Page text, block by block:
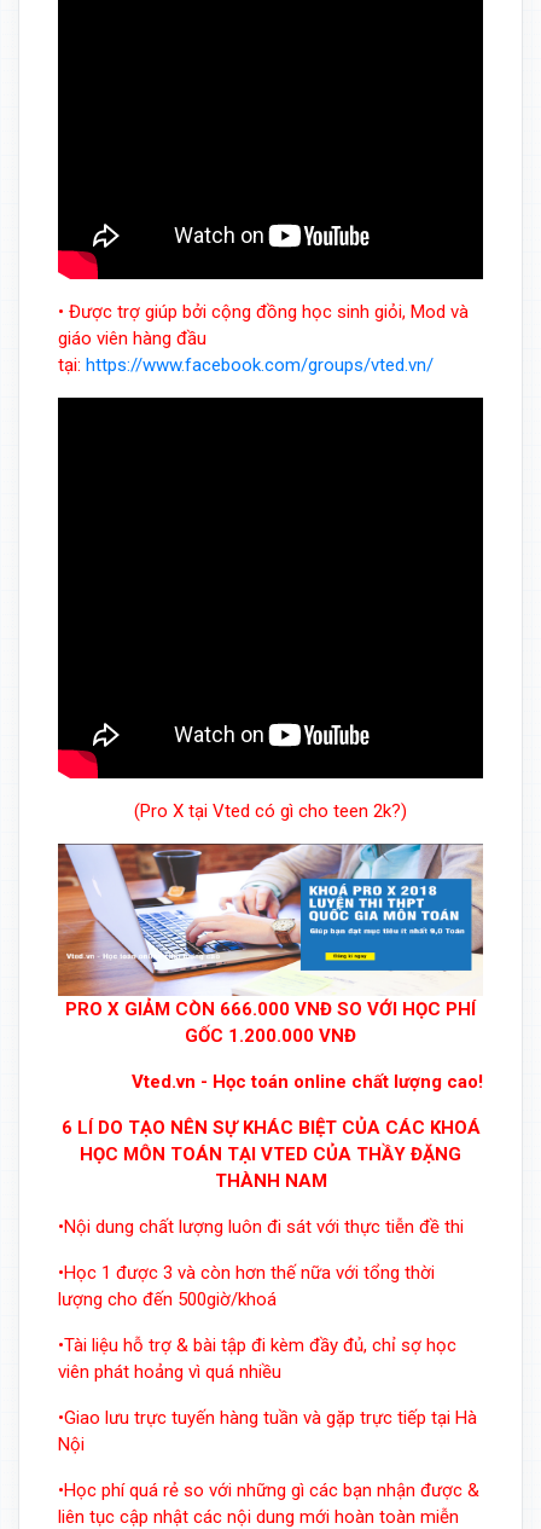
• Được trợ giúp bởi cộng đồng học sinh giỏi, Mod và
giáo viên hàng đầu
tại: https://www.facebook.com/groups/vted.vn/
(Pro X tại Vted có gì cho teen 2k?)
PRO X GIẢM CÒN 666.000 VNĐ SO VỚI HỌC PHÍ
GỐC 1.200.000 VNĐ
Vted.vn - Học toán online chất lượng cao!
6 LÍ DO TẠO NÊN SỰ KHÁC BIỆT CỦA CÁC KHOÁ
HỌC MÔN TOÁN TẠI VTED CỦA THẦY ĐẶNG
THÀNH NAM
•Nội dung chất lượng luôn đi sát với thực tiễn đề thi
•Học 1 được 3 và còn hơn thế nữa với tổng thời
lượng cho đến 500giờ/khoá
•Tài liệu hỗ trợ & bài tập đi kèm đầy đủ, chỉ sợ học
viên phát hoảng vì quá nhiều
•Giao lưu trực tuyến hàng tuần và gặp trực tiếp tại Hà
Nội
•Học phí quá rẻ so với những gì các bạn nhận được &
liên tục cập nhật các nội dung mới hoàn toàn miễn